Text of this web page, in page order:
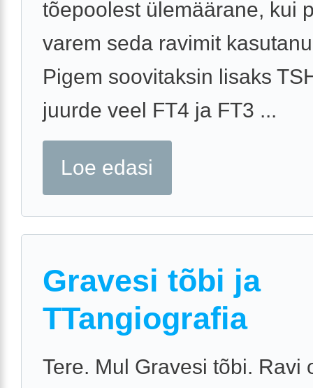
tõepoolest ülemäärane, kui
varem seda ravimit
Pigem soovitaksin lisaks
juurde veel FT4 ja FT3 ...
Loe edasi
Gravesi tõbi ja
TTangiografia
Tere. Mul Gravesi tõbi. Ravi